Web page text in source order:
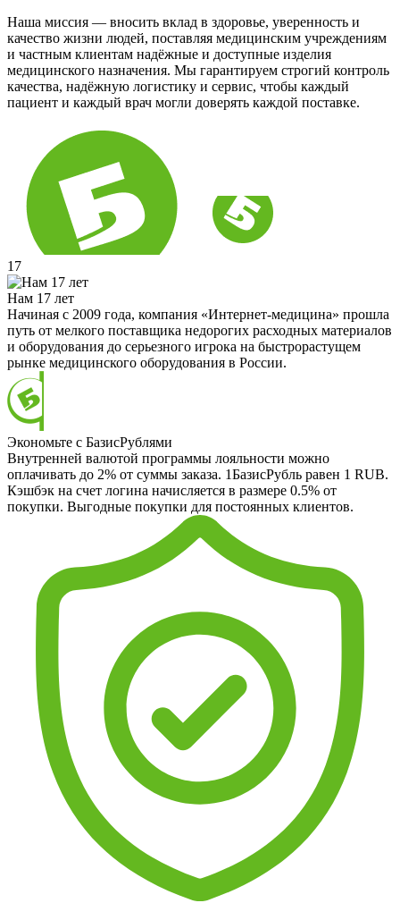
Наша миссия — вносить вклад в здоровье, уверенность и
качество жизни людей, поставляя медицинским учреждениям
и частным клиентам надёжные и доступные изделия
медицинского назначения. Мы гарантируем строгий контроль
качества, надёжную логистику и сервис, чтобы каждый
пациент и каждый врач могли доверять каждой поставке.
17
Нам 17 лет
Начиная с 2009 года, компания «Интернет-медицина» прошла
путь от мелкого поставщика недорогих расходных материалов
и оборудования до серьезного игрока на быстрорастущем
рынке медицинского оборудования в России.
Экономьте с БазисРублями
Внутренней валютой программы лояльности можно
оплачивать до 2% от суммы заказа. 1БазисРубль равен 1 RUB.
Кэшбэк на счет логина начисляется в размере 0.5% от
покупки. Выгодные покупки для постоянных клиентов.